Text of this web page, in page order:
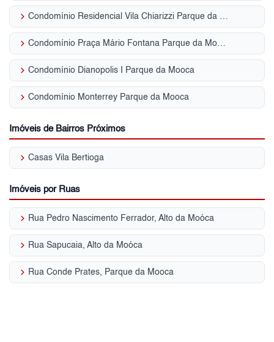
keyboard_arrow_right Condomínio Residencial Vila Chiarizzi Parque da Mooca
keyboard_arrow_right Condomínio Praça Mário Fontana Parque da Mooca
keyboard_arrow_right Condomínio Dianopolis I Parque da Mooca
keyboard_arrow_right Condomínio Monterrey Parque da Mooca
Imóveis de Bairros Próximos
keyboard_arrow_right Casas Vila Bertioga
Imóveis por Ruas
keyboard_arrow_right Rua Pedro Nascimento Ferrador, Alto da Moóca
keyboard_arrow_right Rua Sapucaia, Alto da Moóca
keyboard_arrow_right Rua Conde Prates, Parque da Mooca